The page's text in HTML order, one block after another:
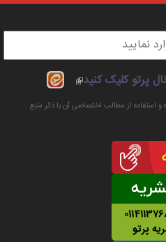
پرتو کلیک کنید
(link is
external)
استفاده از مطالب اختصاصی آن با ذکر منبع